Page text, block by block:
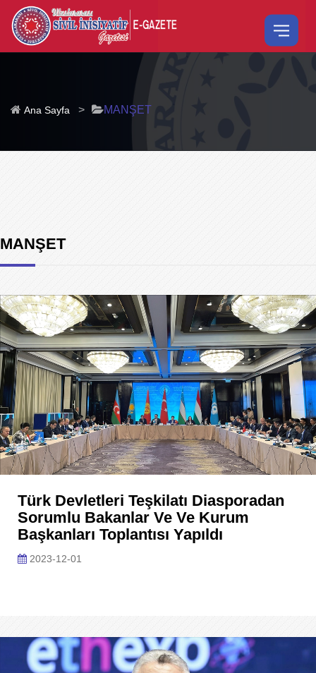
Ana Sayfa > MANŞET
MANŞET
Türk Devletleri Teşkilatı Diasporadan
Sorumlu Bakanlar Ve Ve Kurum
Başkanları Toplantısı Yapıldı
2023-12-01